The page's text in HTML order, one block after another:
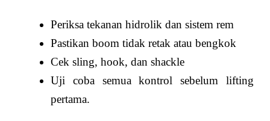
Periksa tekanan hidrolik dan sistem rem
Pastikan boom tidak retak atau bengkok
Cek sling, hook, dan shackle
Uji coba semua kontrol sebelum lifting
pertama.